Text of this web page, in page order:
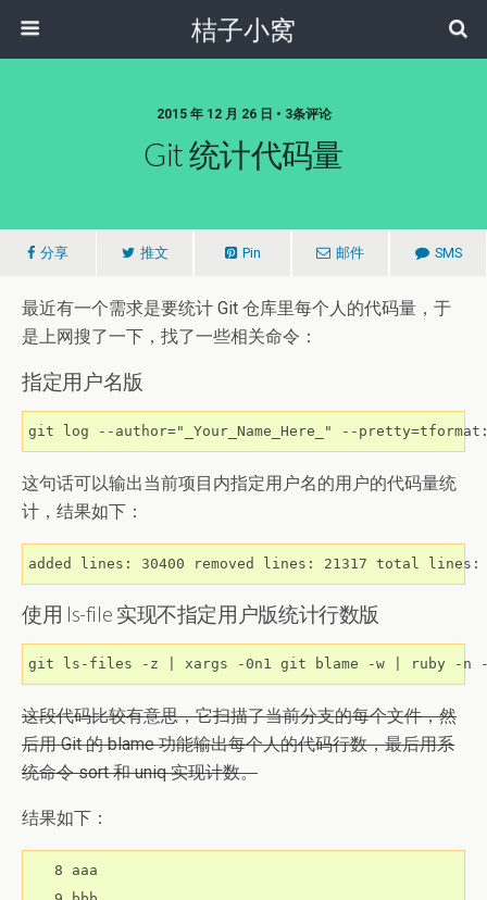
桔子小窝
2015 年 12 月 26 日 • 3条评论
Git 统计代码量
分享 推文 Pin 邮件 SMS
最近有一个需求是要统计 Git 仓库里每个人的代码量，于
是上网搜了一下，找了一些相关命令：
指定用户名版
git log --author="_Your_Name_Here_" --
这句话可以输出当前项目内指定用户名的用户的代码量统
计，结果如下：
added lines: 30400 removed lines: 21317 total lines:
使用 ls-file 实现不指定用户版统计行数版
git ls-files -z | xargs -0n1 git blame -w | ruby
这段代码比较有意思，它扫描了当前分支的每个文件，然
后用 Git 的 blame 功能输出每个人的代码行数，最后用系
统命令 sort 和 uniq 实现计数。
结果如下：
   8 aaa